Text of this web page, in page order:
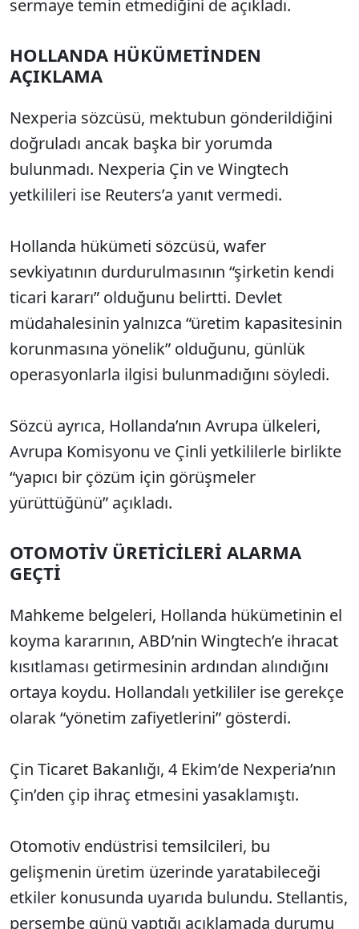
sermaye temin etmediğini de açıkladı.
HOLLANDA HÜKÜMETİNDEN
AÇIKLAMA
Nexperia sözcüsü, mektubun gönderildiğini
doğruladı ancak başka bir yorumda
bulunmadı. Nexperia Çin ve Wingtech
yetkilileri ise Reuters’a yanıt vermedi.
Hollanda hükümeti sözcüsü, wafer
sevkiyatının durdurulmasının “şirketin kendi
ticari kararı” olduğunu belirtti. Devlet
müdahalesinin yalnızca “üretim kapasitesinin
korunmasına yönelik” olduğunu, günlük
operasyonlarla ilgisi bulunmadığını söyledi.
Sözcü ayrıca, Hollanda’nın Avrupa ülkeleri,
Avrupa Komisyonu ve Çinli yetkililerle birlikte
“yapıcı bir çözüm için görüşmeler
yürüttüğünü” açıkladı.
OTOMOTİV ÜRETİCİLERİ ALARMA
GEÇTİ
Mahkeme belgeleri, Hollanda hükümetinin el
koyma kararının, ABD’nin Wingtech’e ihracat
kısıtlaması getirmesinin ardından alındığını
ortaya koydu. Hollandalı yetkililer ise gerekçe
olarak “yönetim zafiyetlerini” gösterdi.
Çin Ticaret Bakanlığı, 4 Ekim’de Nexperia’nın
Çin’den çip ihraç etmesini yasaklamıştı.
Otomotiv endüstrisi temsilcileri, bu
gelişmenin üretim üzerinde yaratabileceği
etkiler konusunda uyarıda bulundu. Stellantis,
perşembe günü yaptığı açıklamada durumu